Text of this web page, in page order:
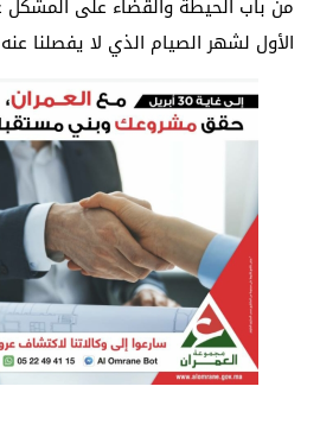
من باب الحيطة والقضاء على المشكل
الأول لشهر الصيام الذي لا يفصلنا